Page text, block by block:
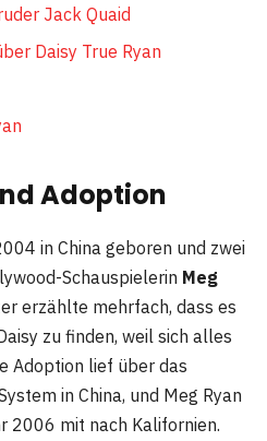
Jack Quaid
Daisy True Ryan
Adoption
in China geboren und zwei
Schauspielerin Meg
erzählte mehrfach, dass es
zu finden, weil sich alles
Adoption lief über das
in China, und Meg Ryan
2006 mit nach Kalifornien.